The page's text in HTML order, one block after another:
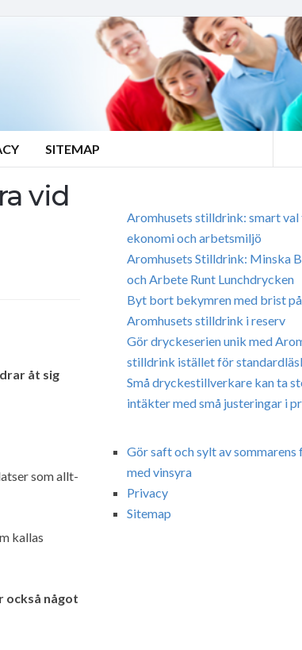
SITEMAP
vid
åt sig
som allt-
kallas
också något
Aromhusets stilldrink: smart
ekonomi och arbetsmiljö
Aromhusets Stilldrink: Minska
och Arbete Runt Lunchdrycken
Byt bort bekymren med brist
Aromhusets stilldrink i reserv
Gör dryckeserien unik med
stilldrink istället för
Små dryckestillverkare kan ta
intäkter med små justeringar i
Gör saft och sylt av
med vinsyra
Privacy
Sitemap